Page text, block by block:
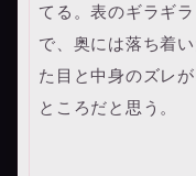
てる。表のギラギ
で、奥には落ち着
た目と中身のズレ
ところだと思う。